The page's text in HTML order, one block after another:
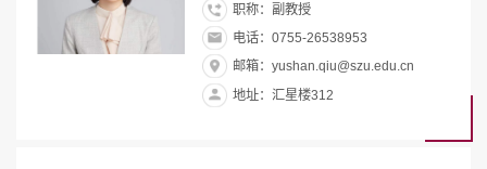
职称：副教授
电话：0755-26538953
邮箱：yushan.qiu@szu.edu.cn
地址：汇星楼312